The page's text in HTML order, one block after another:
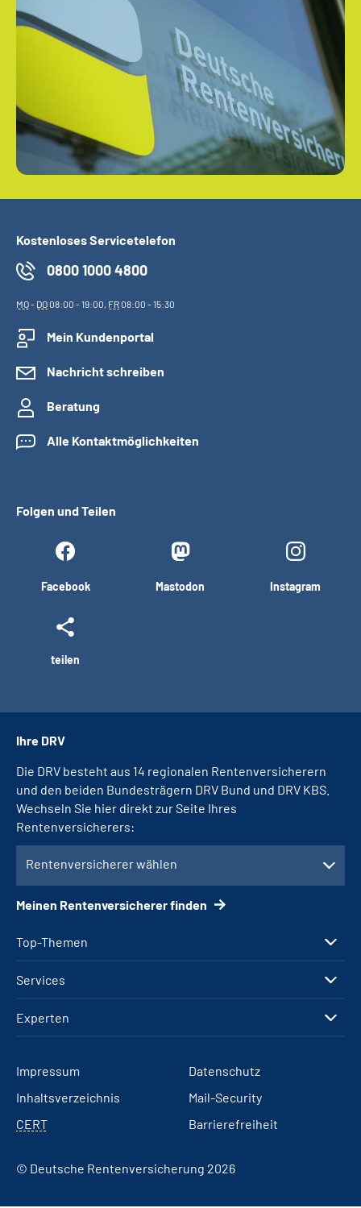
Kostenloses Servicetelefon
0800 1000 4800
MO- DO08:00 - 19:00, FR08:00 - 15:30
Mein Kundenportal
Nachricht schreiben
Beratung
Alle Kontaktmöglichkeiten
Folgen und Teilen
Facebook Mastodon Instagram
teilen
Top-Themen
Services
Experten
Ihre DRV
Die DRV besteht aus 14 regionalen Rentenversicherern
und den beiden Bundesträgern DRV Bund und DRV KBS.
Wechseln Sie hier direkt zur Seite Ihres
Rentenversicherers:
Rentenversicherer wählen
Meinen Rentenversicherer finden
Impressum
Datenschutz
Inhaltsverzeichnis
Mail-Security
CERT
Barrierefreiheit
© Deutsche Rentenversicherung 2026